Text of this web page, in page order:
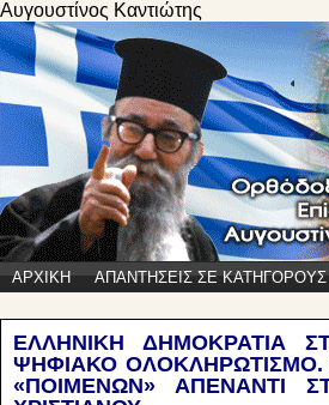
Αυγουστίνος Καντιώτης
ΑΡΧΙΚΗ ΑΠΑΝΤΗΣΕΙΣ ΣΕ ΚΑΤΗΓΟΡΟΥΣ
ΕΛΛΗΝΙΚΗ ΔΗΜΟΚΡΑΤΙΑ
ΨΗΦΙΑΚΟ ΟΛΟΚΛΗΡΩΤΙΣΜΟ.
«ΠΟΙΜΕΝΩΝ» ΑΠΕΝΑΝΤΙ